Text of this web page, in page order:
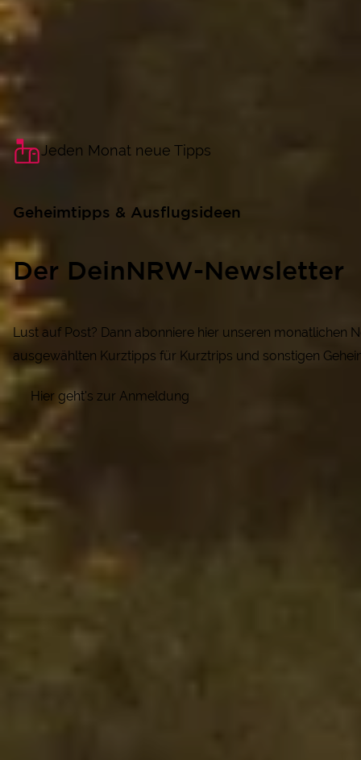
Jeden Monat neue Tipps
Geheimtipps & Ausflugsideen
Der DeinNRW-Newsletter
Lust auf Post? Dann abonniere hier unseren monatlichen
ausgewählten Kurztipps für Kurztrips und sonstigen
Hier geht's zur Anmeldung